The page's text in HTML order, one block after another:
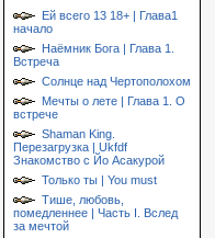
Ей всего 13 18+ | Глава1
начало
Наёмник Бога | Глава 1.
Встреча
Солнце над Чертополохом
Мечты о лете | Глава 1. О
встрече
Shaman King.
Перезагрузка | Ukfdf
Знакомство с Йо Асакурой
Только ты | You must
Тише, любовь,
помедленнее | Часть I. Вслед
за мечтой